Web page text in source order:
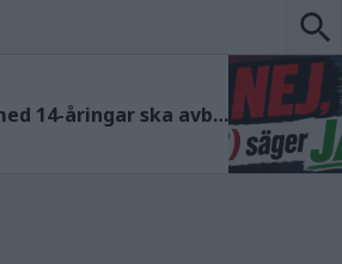
Socialdemokraterna måste ange när experimentet med 14-åringar ska avbrytas